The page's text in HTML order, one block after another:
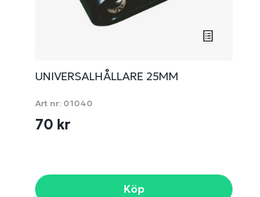
UNIVERSALHÅLLARE 25MM
Art nr: 01040
70 kr
Köp